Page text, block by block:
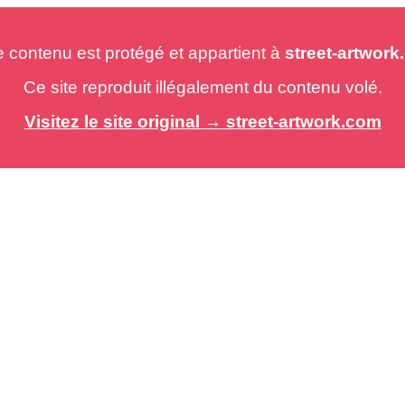
est protégé et appartient à street-
Ce site reproduit illégalement du contenu volé.
Visitez le site original → street-artwork.com